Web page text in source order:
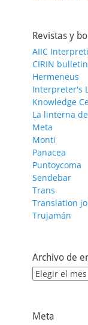
Revistas y
AIIC
CIRIN bulletin
Hermeneus
Interpreter's
Knowledge
La linterna
Meta
Monti
Panacea
Puntoycoma
Sendebar
Trans
Translation
Trujamán
Archivo de
Archivo
Meta